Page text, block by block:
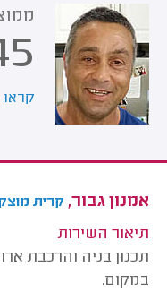
קראו
אמנון גבור, קרית
תיאור השירות
תכנון בניה והרכבת
במקום.